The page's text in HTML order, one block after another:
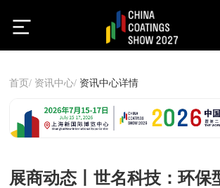
首页/ 资讯中心/ 资讯中心详情
展商动态丨世名科技：环保